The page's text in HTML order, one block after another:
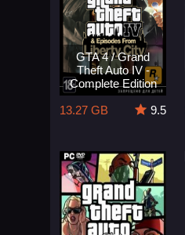
GTA 4 / Grand
Theft Auto IV -
Complete Edition
13.27 GB
9.5